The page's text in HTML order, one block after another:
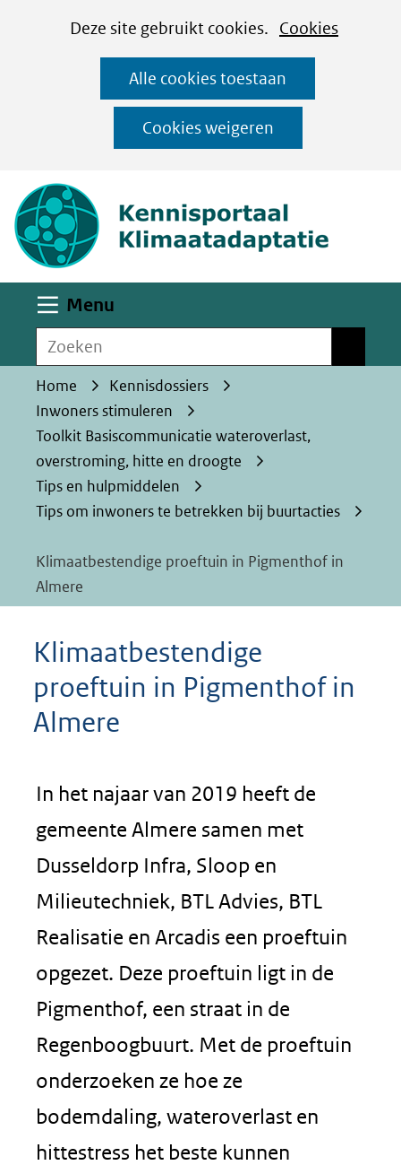
CookiesDeze site gebruikt cookies. Cookies
op
deze
website
worden
toegestaan
geweigerd.
Alle cookies toestaan
Cookies weigeren
Ga
naar
de
inhoud
Menu
Zoeken
Home
Kennisdossiers
Inwoners stimuleren
Toolkit Basiscommunicatie wateroverlast,
overstroming, hitte en droogte
Tips en hulpmiddelen
Tips om inwoners te betrekken bij buurtacties
Klimaatbestendige proeftuin in Pigmenthof in
Almere
Klimaatbestendige
proeftuin in Pigmenthof in
Almere
In het najaar van 2019 heeft de
gemeente Almere samen met
Dusseldorp Infra, Sloop en
Milieutechniek, BTL Advies, BTL
Realisatie en Arcadis een proeftuin
opgezet. Deze proeftuin ligt in de
Pigmenthof, een straat in de
Regenboogbuurt. Met de proeftuin
onderzoeken ze hoe ze
bodemdaling, wateroverlast en
hittestress het beste kunnen